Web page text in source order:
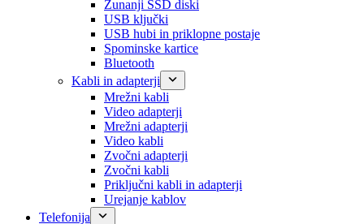
Zunanji SSD diski
USB ključki
USB hubi in priklopne postaje
Spominske kartice
Bluetooth
Kabli in adapterji
Mrežni kabli
Video adapterji
Mrežni adapterji
Video kabli
Zvočni adapterji
Zvočni kabli
Priključni kabli in adapterji
Urejanje kablov
Telefonija